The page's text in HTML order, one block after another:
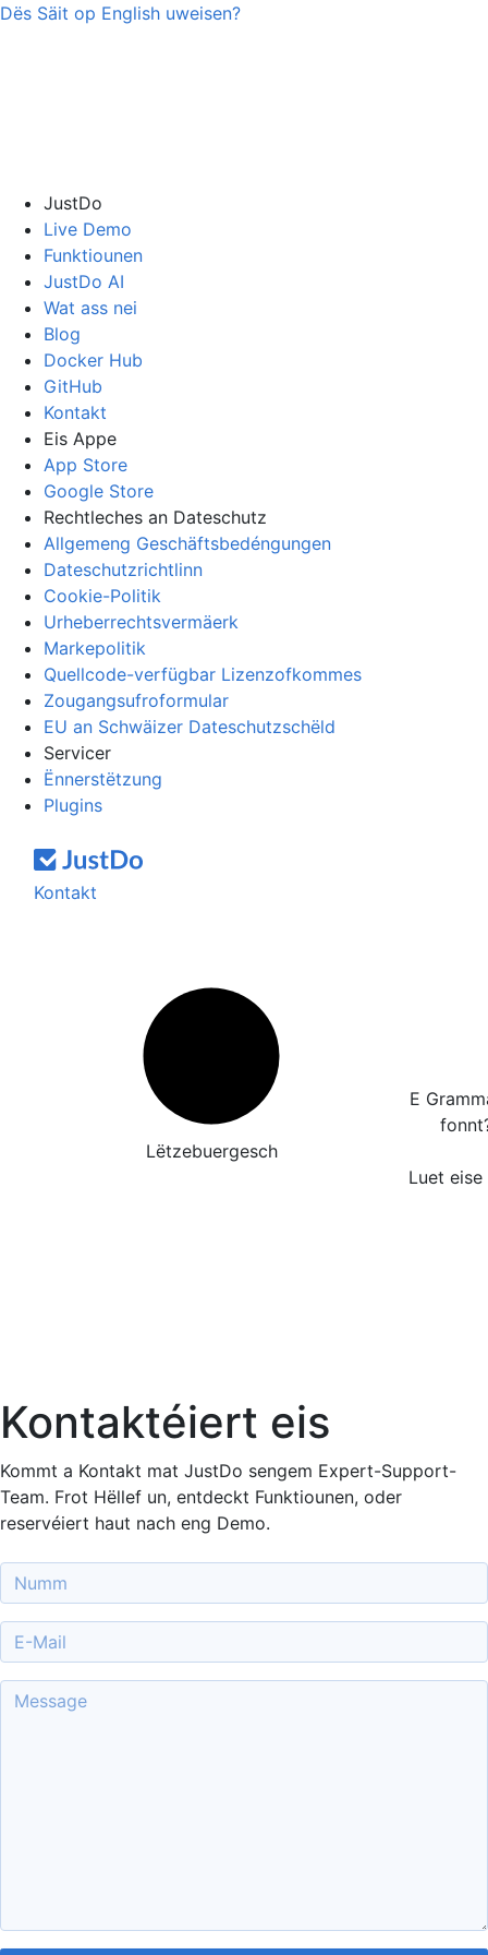
Dës Säit op English uweisen?
JustDo
Live Demo
Funktiounen
JustDo AI
Wat ass nei
Blog
Docker Hub
GitHub
Kontakt
Eis Appe
App Store
Google Store
Rechtleches an Dateschutz
Allgemeng Geschäftsbedéngungen
Dateschutzrichtlinn
Cookie-Politik
Urheberrechtsvermäerk
Markepolitik
Quellcode-verfügbar Lizenzofkommes
Zougangsufroformular
EU an Schwäizer Dateschutzschëld
Servicer
Ënnerstëtzung
Plugins
Kontakt
Lëtzebuergesch
E
Luet
Kontaktéiert eis
Kommt a Kontakt mat JustDo sengem Expert-Support-
Team. Frot Hëllef un, entdeckt Funktiounen, oder
reservéiert haut nach eng Demo.